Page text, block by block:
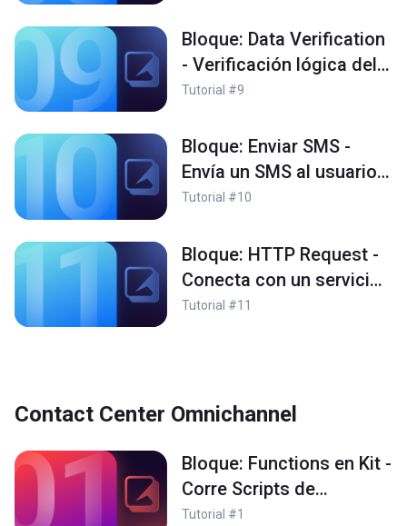
Bloque: Data Verification
- Verificación lógica del
valor de una variable
Tutorial #9
Bloque: Enviar SMS -
Envía un SMS al usuario
fácil
Tutorial #10
Bloque: HTTP Request -
Conecta con un servicio
de terceros usando
Tutorial #11
Contact Center Omnichannel
Bloque: Functions en Kit -
Corre Scripts de
Javascript/Node.js con
Tutorial #1